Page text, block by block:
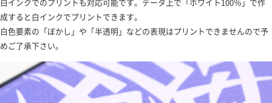
白インクでのプリントも対応可能です。データ上で「ホワイト100％」で作
成すると白インクでプリントできます。
白色要素の「ぼかし」や「半透明」などの表現はプリントできませんので予
めご了承下さい。